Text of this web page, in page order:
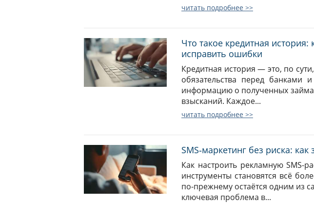
читать подробнее >>
Что такое кредитная
исправить ошибки
Кредитная история — это, по
обязательства перед банками
информацию о полученных
взысканий. Каждое...
читать подробнее >>
SMS‑маркетинг без риска:
Как настроить рекламную SMS-
инструменты становятся всё
по-прежнему остаётся одним из
ключевая проблема в...